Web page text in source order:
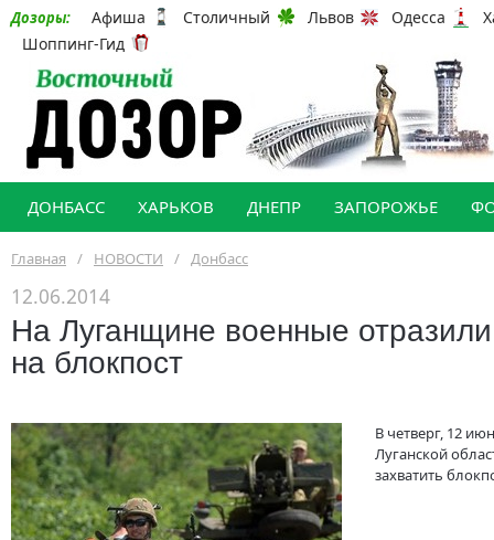
Дозоры: Афиша Столичный Львов Одесса
Шоппинг-Гид
ДОНБАСС ХАРЬКОВ ДНЕПР ЗАПОРОЖЬЕ
Главная / НОВОСТИ / Донбасс
12.06.2014
На Луганщине военные
на блокпост
В четверг, 12
Луганской
захватить